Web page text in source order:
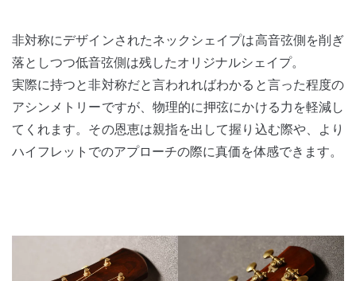
非対称にデザインされたネックシェイプは高音弦側を削ぎ
落としつつ低音弦側は残したオリジナルシェイプ。
実際に持つと非対称だと言われればわかると言った程度の
アシンメトリーですが、物理的に押弦にかける力を軽減し
てくれます。その恩恵は親指を出して握り込む際や、より
ハイフレットでのアプローチの際に真価を体感できます。